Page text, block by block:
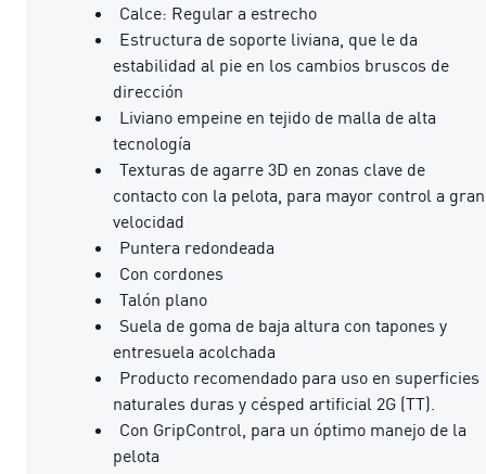
Calce: Regular a estrecho
Estructura de soporte liviana, que le da
estabilidad al pie en los cambios bruscos de
dirección
Liviano empeine en tejido de malla de alta
tecnología
Texturas de agarre 3D en zonas clave de
contacto con la pelota, para mayor control a gran
velocidad
Puntera redondeada
Con cordones
Talón plano
Suela de goma de baja altura con tapones y
entresuela acolchada
Producto recomendado para uso en superficies
naturales duras y césped artificial 2G (TT).
Con GripControl, para un óptimo manejo de la
pelota